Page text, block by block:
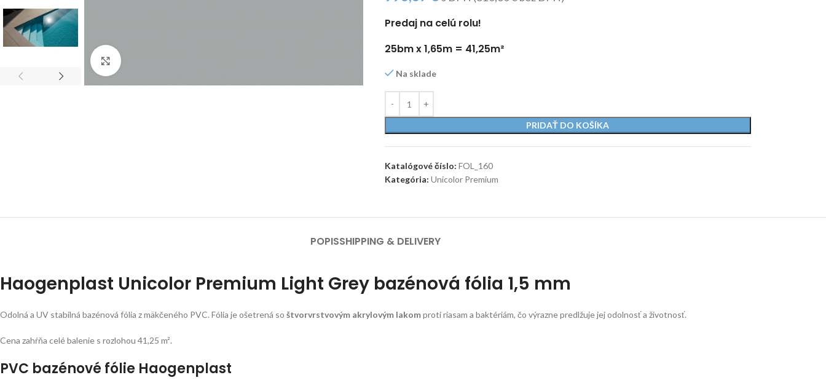
Predaj na celú rolu!
25bm x 1,65m = 41,25m²
Na sklade
PRIDAŤ DO KOŠÍKA
Katalógové číslo: FOL_160
Kategória: Unicolor Premium
POPISSHIPPING & DELIVERY
Haogenplast Unicolor Premium Light Grey bazénová fólia 1,5 mm
Odolná a UV stabilná bazénová fólia z mäkčeného PVC. Fólia je ošetrená so štvorvrstvovým akrylovým lakomproti riasam a baktériám, čo výrazne predlžuje jej odolnosť a životnosť.
Cena zahŕňa celé balenie s rozlohou 41,25 m².
PVC bazénové fólie Haogenplast